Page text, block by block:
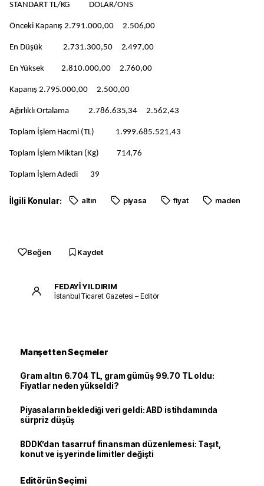
STANDART TL/KG DOLAR/ONS
Önceki Kapanış 2.791.000,00 2.506,00
En Düşük 2.731.300,50 2.497,00
En Yüksek 2.810.000,00 2.760,00
Kapanış 2.795.000,00 2.500,00
Ağırlıklı Ortalama 2.786.635,34 2.562,43
Toplam İşlem Hacmi (TL) 1.999.685.521,43
Toplam İşlem Miktarı (Kg) 714,76
Toplam İşlem Adedi 39
İlgili Konular: altın piyasa fiyat maden
Beğen Kaydet
FEDAYİ YILDIRIM
İstanbul Ticaret Gazetesi – Editör
Manşetten Seçmeler
Gram altın 6.704 TL, gram gümüş 99.70 TL oldu:
Fiyatlar neden yükseldi?
Piyasaların beklediği veri geldi: ABD istihdamında
sürpriz düşüş
BDDK’dan tasarruf finansman düzenlemesi: Taşıt,
konut ve iş yerinde limitler değişti
Editörün Seçimi